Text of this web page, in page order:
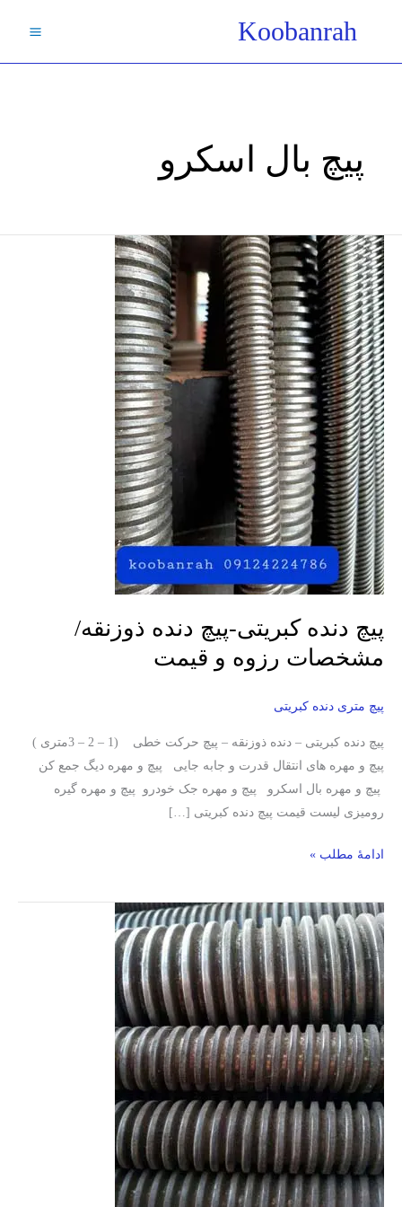
Koobanrah
پیچ بال اسکرو
پیچ دنده کبریتی-پیچ دنده ذوزنقه/
مشخصات رزوه و قیمت
پیچ متری دنده کبریتی
پیچ دنده کبریتی – دنده ذوزنقه – پیچ حرکت خطی (1 – 2 – 3متری )
پیچ و مهره های انتقال قدرت و جابه جایی پیچ و مهره دیگ جمع کن
پیچ و مهره بال اسکرو پیچ و مهره جک خودرو پیچ و مهره گیره
رومیزی لیست قیمت پیچ دنده کبریتی […]
پیچ
دنده
کبریتی-
پیچ
دنده
ذوزنقه/
مشخصات
رزوه
و
قیمت
ادامۀ مطلب »
پیچ
کبریتی/
پیچ
دنده
ذوزنقه/
مشخصات
رزوه
پیچهای
آکمه/
قیمت
فروش